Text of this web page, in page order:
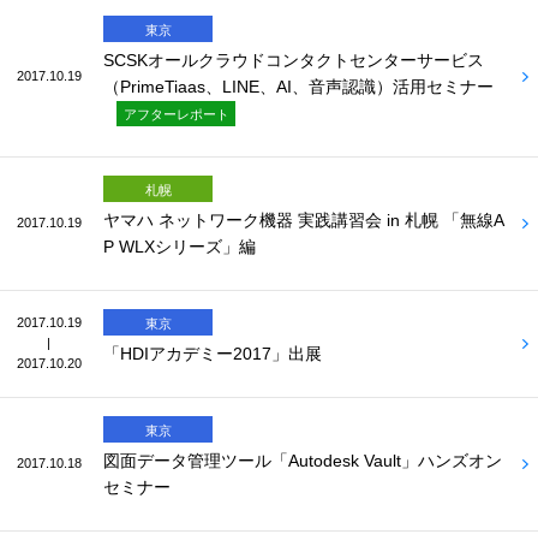
2017.10.19
東京
SCSKオールクラウドコンタクトセンターサービス
（PrimeTiaas、LINE、AI、音声認識）活用セミナー
アフターレポート
2017.10.19
札幌
ヤマハ ネットワーク機器 実践講習会 in 札幌 「無線A
P WLXシリーズ」編
2017.10.19
|
2017.10.20
東京
「HDIアカデミー2017」出展
2017.10.18
東京
図面データ管理ツール「Autodesk Vault」ハンズオン
セミナー